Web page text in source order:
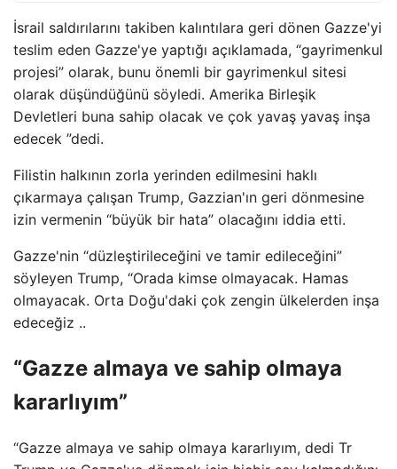
İsrail saldırılarını takiben kalıntılara geri dönen Gazze'yi
teslim eden Gazze'ye yaptığı açıklamada, “gayrimenkul
projesi” olarak, bunu önemli bir gayrimenkul sitesi
olarak düşündüğünü söyledi. Amerika Birleşik
Devletleri buna sahip olacak ve çok yavaş yavaş inşa
edecek ”dedi.
Filistin halkının zorla yerinden edilmesini haklı
çıkarmaya çalışan Trump, Gazzian'ın geri dönmesine
izin vermenin “büyük bir hata” olacağını iddia etti.
Gazze'nin “düzleştirileceğini ve tamir edileceğini”
söyleyen Trump, “Orada kimse olmayacak. Hamas
olmayacak. Orta Doğu'daki çok zengin ülkelerden inşa
edeceğiz ..
“Gazze almaya ve sahip olmaya
kararlıyım”
“Gazze almaya ve sahip olmaya kararlıyım, dedi Tr